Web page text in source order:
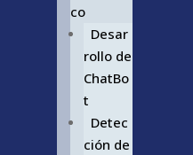
co
Desar
rollo de
ChatBo
t
Detec
ción de